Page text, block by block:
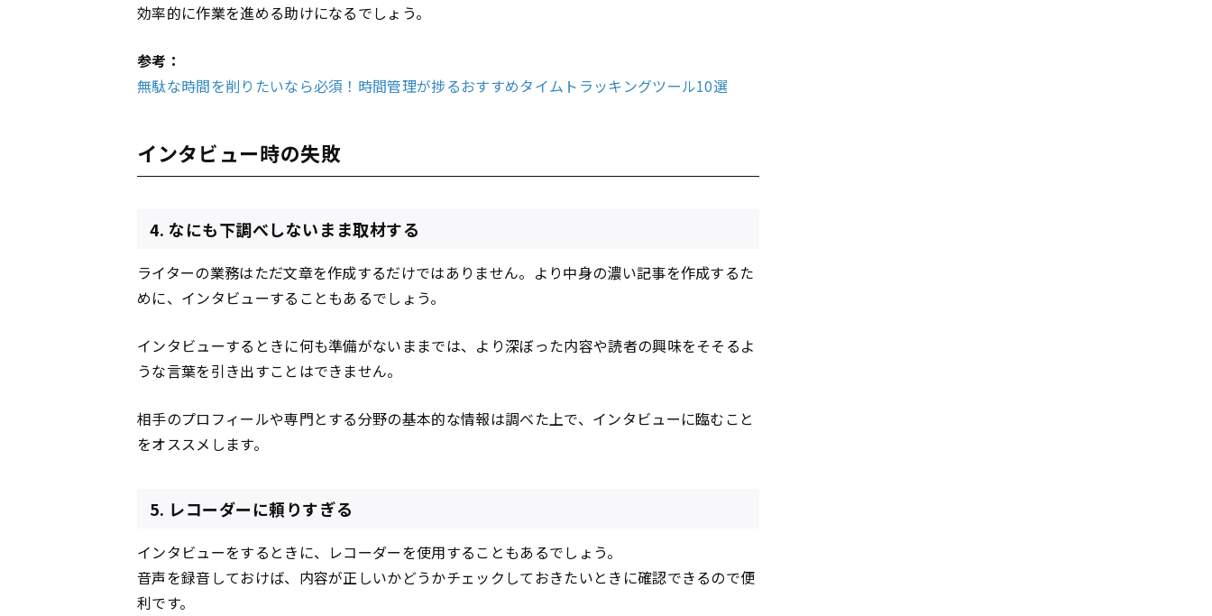
効率的に作業を進める助けになるでしょう。
参考：
無駄な時間を削りたいなら必須！時間管理が捗るおすすめタイムトラッキングツール10選
インタビュー時の失敗
4. なにも下調べしないまま取材する
ライターの業務はただ文章を作成するだけではありません。より中身の濃い記事を作成するた
めに、インタビューすることもあるでしょう。
インタビューするときに何も準備がないままでは、より深ぼった内容や読者の興味をそそるよ
うな言葉を引き出すことはできません。
相手のプロフィールや専門とする分野の基本的な情報は調べた上で、インタビューに臨むこと
をオススメします。
5. レコーダーに頼りすぎる
インタビューをするときに、レコーダーを使用することもあるでしょう。
音声を録音しておけば、内容が正しいかどうかチェックしておきたいときに確認できるので便
利です。